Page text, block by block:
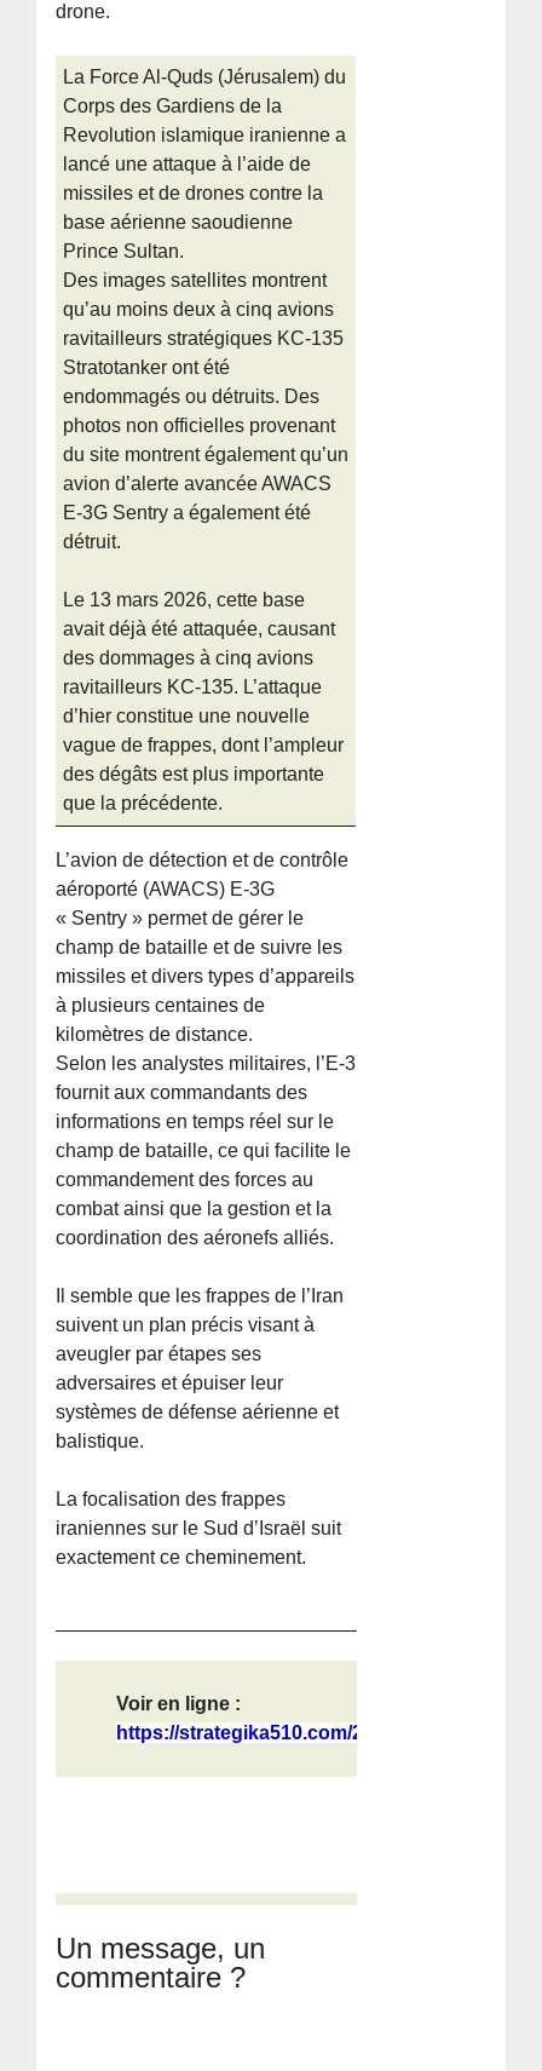
drone.
La Force Al-Quds (Jérusalem) du
Corps des Gardiens de la
Revolution islamique iranienne a
lancé une attaque à l’aide de
missiles et de drones contre la
base aérienne saoudienne
Prince Sultan.
Des images satellites montrent
qu’au moins deux à cinq avions
ravitailleurs stratégiques KC-135
Stratotanker ont été
endommagés ou détruits. Des
photos non officielles provenant
du site montrent également qu’un
avion d’alerte avancée AWACS
E-3G Sentry a également été
détruit.
Le 13 mars 2026, cette base
avait déjà été attaquée, causant
des dommages à cinq avions
ravitailleurs KC-135. L’attaque
d’hier constitue une nouvelle
vague de frappes, dont l’ampleur
des dégâts est plus importante
que la précédente.
L’avion de détection et de contrôle
aéroporté (AWACS) E-3G
« Sentry » permet de gérer le
champ de bataille et de suivre les
missiles et divers types d’appareils
à plusieurs centaines de
kilomètres de distance.
Selon les analystes militaires, l’E-3
fournit aux commandants des
informations en temps réel sur le
champ de bataille, ce qui facilite le
commandement des forces au
combat ainsi que la gestion et la
coordination des aéronefs alliés.
Il semble que les frappes de l’Iran
suivent un plan précis visant à
aveugler par étapes ses
adversaires et épuiser leur
systèmes de défense aérienne et
balistique.
La focalisation des frappes
iraniennes sur le Sud d’Israël suit
exactement ce cheminement.
Voir en ligne :
https://strategika510.com/2026/03/2...
Un message, un
commentaire ?